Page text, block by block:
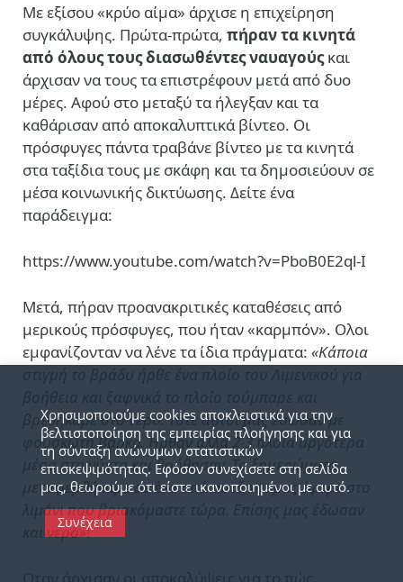
Με εξίσου «κρύο αίμα» άρχισε η επιχείρηση
συγκάλυψης. Πρώτα-πρώτα, πήραν τα κινητά
από όλους τους διασωθέντες ναυαγούςκαι
άρχισαν να τους τα επιστρέφουν μετά από δυο
μέρες. Αφού στο μεταξύ τα ήλεγξαν και τα
καθάρισαν από αποκαλυπτικά βίντεο. Οι
πρόσφυγες πάντα τραβάνε βίντεο με τα κινητά
στα ταξίδια τους με σκάφη και τα δημοσιεύουν σε
μέσα κοινωνικής δικτύωσης. Δείτε ένα
παράδειγμα:
https://www.youtube.com/watch?v=PboB0E2ql-I
Μετά, πήραν προανακριτικές καταθέσεις από
μερικούς πρόσφυγες, που ήταν «καρμπόν». Ολοι
εμφανίζονταν να λένε τα ίδια πράγματα: «Κάποια
βρεθήκαμε στο νερό. Τότε αυτοί μας έσωσαν με
φουσκωτή βάρκα. Ηρθαν άλλα 2-3 πλοία αργότερα
μέσα στη νύχτα και βοήθησαν. Τα ξημερώματα
μεταφερθήκαμε σε ένα από αυτά και μας έφερε στο
λιμάνι που βρισκόμαστε τώρα. Επίσης μας έδωσαν
και νερό»!
Χρησιμοποιούμε cookies αποκλειστικά για την
βελτιστοποίηση της εμπειρίας πλοήγησης και για
τη σύνταξη ανώνυμων στατιστικών
επισκεψιμότητας. Εφόσον συνεχίσετε στη σελίδα
μας, θεωρούμε ότι είστε ικανοποιημένοι με αυτό.
Συνέχεια